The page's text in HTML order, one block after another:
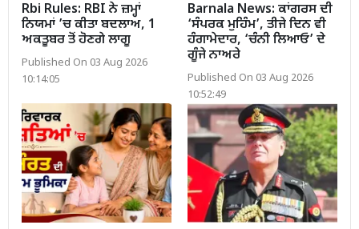
Rbi Rules: RBI ਨੇ ਜ਼ਮ੍ਹਾਂ
ਨਿਯਮਾਂ ’ਚ ਕੀਤਾ ਬਦਲਾਅ, 1
ਅਕਤੂਬਰ ਤੋਂ ਹੋਣਗੇ ਲਾਗੂ
Published On 03 Aug 2026
10:14:05
Barnala News: ਕਾਂਗਰਸ ਦੀ
‘ਸੰਪਰਕ ਮੁਹਿੰਮ’, ਤੀਜੇ ਦਿਨ ਵੀ
ਹੰਗਾਮੇਦਾਰ, ‘ਚੰਨੀ ਲਿਆਓ’ ਦੇ
ਗੂੰਜੇ ਨਾਅਰੇ
Published On 03 Aug 2026
10:52:49